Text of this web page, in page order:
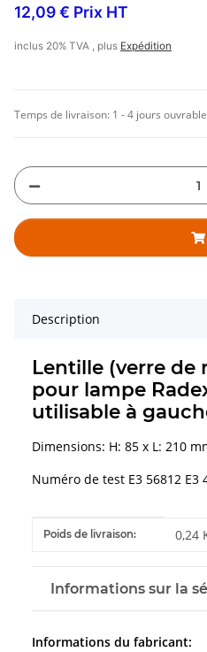
12,09 € Prix HT
inclus 20% TVA , plus Expédition
Temps de livraison: 1 - 4 jours
Description
Lentille (verre de
pour lampe
utilisable à
Dimensions: H: 85 x L: 210
Numéro de test E3 56812 E3
Poids de livraison: 0,24
Informations sur la
Informations du fabricant: